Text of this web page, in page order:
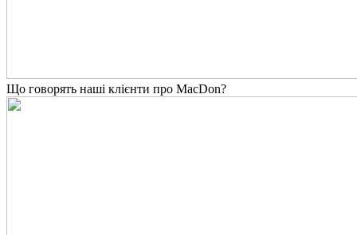
Що говорять наші клієнти про MacDon?